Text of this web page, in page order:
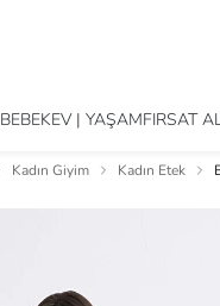
BEBEKEV | YAŞAMFIRSAT
Kadın Giyim Kadın Etek